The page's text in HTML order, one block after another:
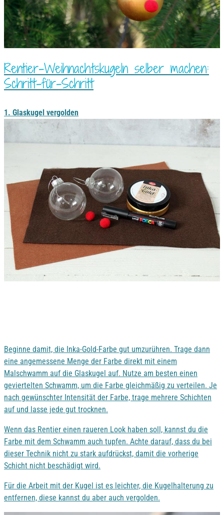
Rentier-Weihnachtskugeln selber machen:
Schritt-für-Schritt
1. Glaskugel vergolden
Beginne damit, die Inka-Gold-Farbe gut umzurühren. Trage dann
eine angemessene Menge der Farbe direkt mit einem
Malschwamm auf die Glaskugel auf. Nutze am besten einen
geviertelten Schwamm, um die Farbe gleichmäßig zu verteilen. Je
nach gewünschter Intensität der Farbe, trage mehrere Schichten
auf und lasse jede gut trocknen.
Wenn das Rentier einen raueren Look haben soll, kannst du die
Farbe mit dem Schwamm auch tupfen. Achte darauf, dass du bei
dieser Technik nicht zu stark aufdrückst, damit die vorherige
Schicht nicht beschädigt wird.
Für die Arbeit mit der Kugel ist es leichter, die Kugelhalterung zu
entfernen, diese kannst du aber auch vergolden.